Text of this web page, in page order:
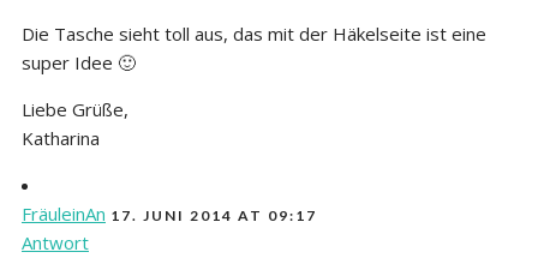
Die Tasche sieht toll aus, das mit der Häkelseite ist eine
super Idee 🙂
Liebe Grüße,
Katharina
FräuleinAn 17. JUNI 2014 AT 09:17
Antwort